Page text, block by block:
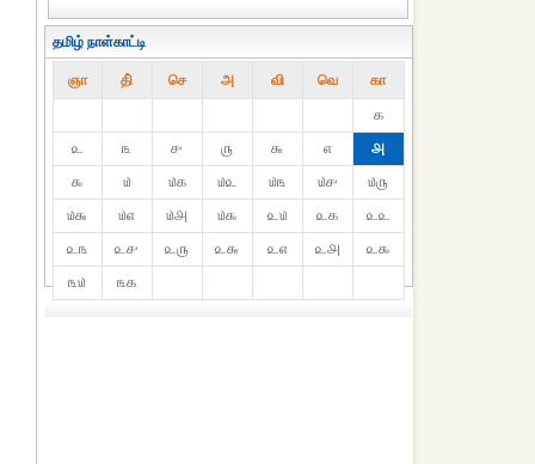
தமிழ் நாள்காட்டி
ஞா தி் செ அ வி வெ கா
௧
௨
௩ ௪ ௫ ௬ ௭
௮
௯
௰ ௰௧ ௰௨ ௰௩ ௰௪
௰௫
௰௬
௰௭ ௰௮ ௰௯ ௨௰ ௨௧
௨௨
௨௩
௨௪ ௨௫ ௨௬ ௨௭ ௨௮
௨௯
௩௰
௩௧